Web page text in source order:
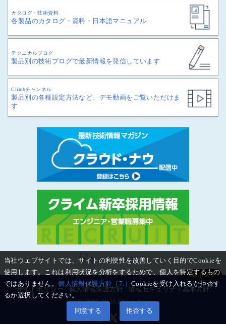
カタログ・技術資料
各製品のカタログ・資料・日本語マニュアル
テクニカルブログ
製品別の技術ブログで最新情報を発信しています
Climbチャンネル
製品別の各種設定方法など、デモ動画をご覧いただけま
す
サイトポリシー 個人情報保護方針
情報セキュリティ基本方針
© 2007-2026 Climb Inc.
当社ウェブサイトでは、サイトの利便性を改善していく目的でCookieを
使用します。これは利用状況を分析をするためで、個人を特定するもの
ではありません。個人情報保護方針（7.）Cookieを受け入れるか拒否す
るか選択してください。
同意する 拒否する